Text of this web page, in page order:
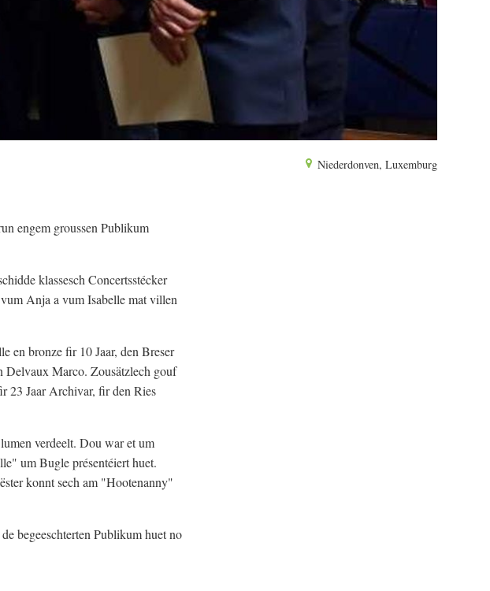
Niederdonven, Luxemburg
engem groussen Publikum
klassesch Concertsstécker
Anja a vum Isabelle mat villen
en bronze fir 10 Jaar, den Breser
Delvaux Marco. Zousätzlech gouf
23 Jaar Archivar, fir den Ries
verdeelt. Dou war et um
um Bugle présentéiert huet.
konnt sech am "Hootenanny"
begeeschterten Publikum huet no